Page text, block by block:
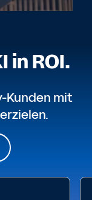
in ROI.
Kunden mit